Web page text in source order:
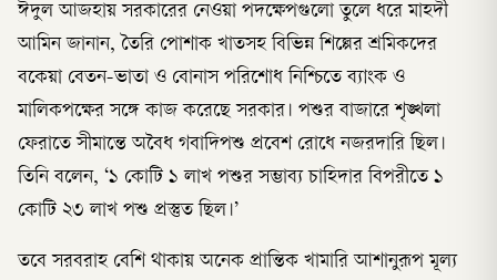
ঈদুল আজহায় সরকারের নেওয়া পদক্ষেপগুলো তুলে ধরে মাহদী
আমিন জানান, তৈরি পোশাক খাতসহ বিভিন্ন শিল্পের শ্রমিকদের
বকেয়া বেতন-ভাতা ও বোনাস পরিশোধ নিশ্চিতে ব্যাংক ও
মালিকপক্ষের সঙ্গে কাজ করেছে সরকার। পশুর বাজারে শৃঙ্খলা
ফেরাতে সীমান্তে অবৈধ গবাদিপশু প্রবেশ রোধে নজরদারি ছিল।
তিনি বলেন, ‘১ কোটি ১ লাখ পশুর সম্ভাব্য চাহিদার বিপরীতে ১
কোটি ২৩ লাখ পশু প্রস্তুত ছিল।’
তবে সরবরাহ বেশি থাকায় অনেক প্রান্তিক খামারি আশানুরূপ মূল্য